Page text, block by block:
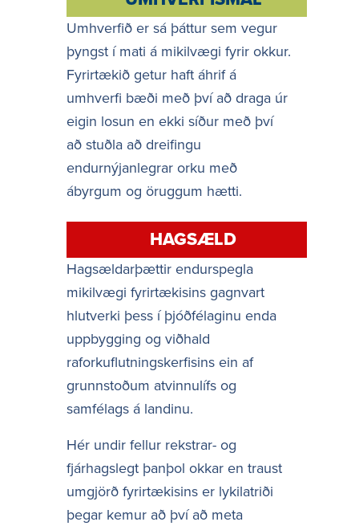
Umhverfið er sá þáttur sem vegur
þyngst í mati á mikilvægi fyrir okkur.
Fyrirtækið getur haft áhrif á
umhverfi bæði með því að draga úr
eigin losun en ekki síður með því
að stuðla að dreifingu
endurnýjanlegrar orku með
ábyrgum og öruggum hætti.
HAGSÆLD
Hagsældarþættir endurspegla
mikilvægi fyrirtækisins gagnvart
hlutverki þess í þjóðfélaginu enda
uppbygging og viðhald
raforkuflutningskerfisins ein af
grunnstoðum atvinnulífs og
samfélags á landinu.
Hér undir fellur rekstrar- og
fjárhagslegt þanþol okkar en traust
umgjörð fyrirtækisins er lykilatriði
þegar kemur að því að meta